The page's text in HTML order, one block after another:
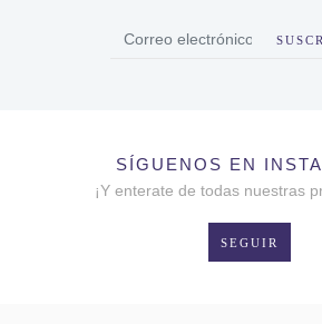
SÍGUENOS EN
¡Y enterate de todas nuestras
SEGUIR